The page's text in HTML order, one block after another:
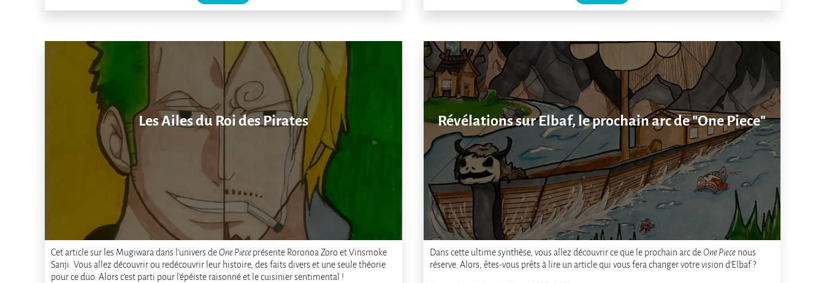
Les Ailes du Roi des Pirates
Cet article sur les Mugiwara dans l’univers deOne Pieceprésente Roronoa Zoro et Vinsmoke
Sanji. Vous allez découvrir ou redécouvrir leur histoire, des faits divers et une seule théorie
pour ce duo. Alors c’est parti pour l’épéiste raisonné et le cuisinier sentimental !
Révélations sur Elbaf, le prochain arc de "One Piece"
Dans cette ultime synthèse, vous allez découvrir ce que le prochain arc deOne Piecenous
réserve. Alors, êtes-vous prêts à lire un article qui vous fera changer votre vision d’Elbaf ?